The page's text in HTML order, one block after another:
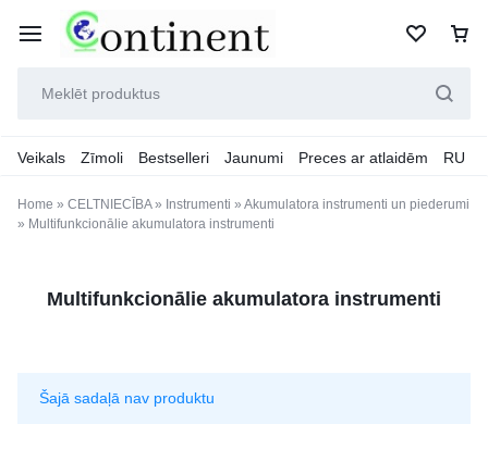
Veikals Zīmoli Bestselleri Jaunumi Preces ar atlaidēm RU
Home » CELTNIECĪBA» Instrumenti » Akumulatora instrumenti un piederumi
» Multifunkcionālie akumulatora instrumenti
Multifunkcionālie akumulatora instrumenti
Šajā sadaļā nav produktu